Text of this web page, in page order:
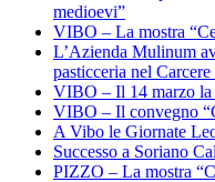
medioevi”
VIBO – La mostra
L’Azienda Mulinum
pasticceria nel
VIBO – Il 14 marzo la
VIBO – Il convegno
A Vibo le Giornate
Successo a Soriano
PIZZO – La mostra